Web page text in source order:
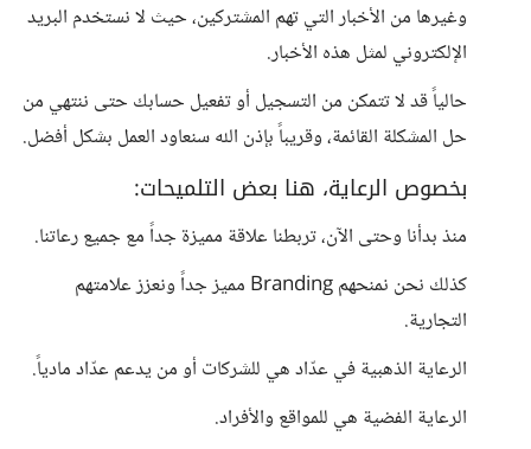
وغيرها من الأخبار التي تهم المشتركين، حيث لا نستخدم البريد
الإلكتروني لمثل هذه الأخبار.
حالياً قد لا تتمكن من التسجيل أو تفعيل حسابك حتى ننتهي من
حل المشكلة القائمة، وقريباً بإذن الله سنعاود العمل بشكل أفضل.
بخصوص الرعاية، هنا بعض التلميحات:
منذ بدأنا وحتى الآن، تربطنا علاقة مميزة جداً مع جميع رعاتنا.
كذلك نحن نمنحهم Branding مميز جداً ونعزز علامتهم
التجارية.
الرعاية الذهبية في عدّاد هي للشركات أو من يدعم عدّاد مادياً.
الرعاية الفضية هي للمواقع والأفراد.